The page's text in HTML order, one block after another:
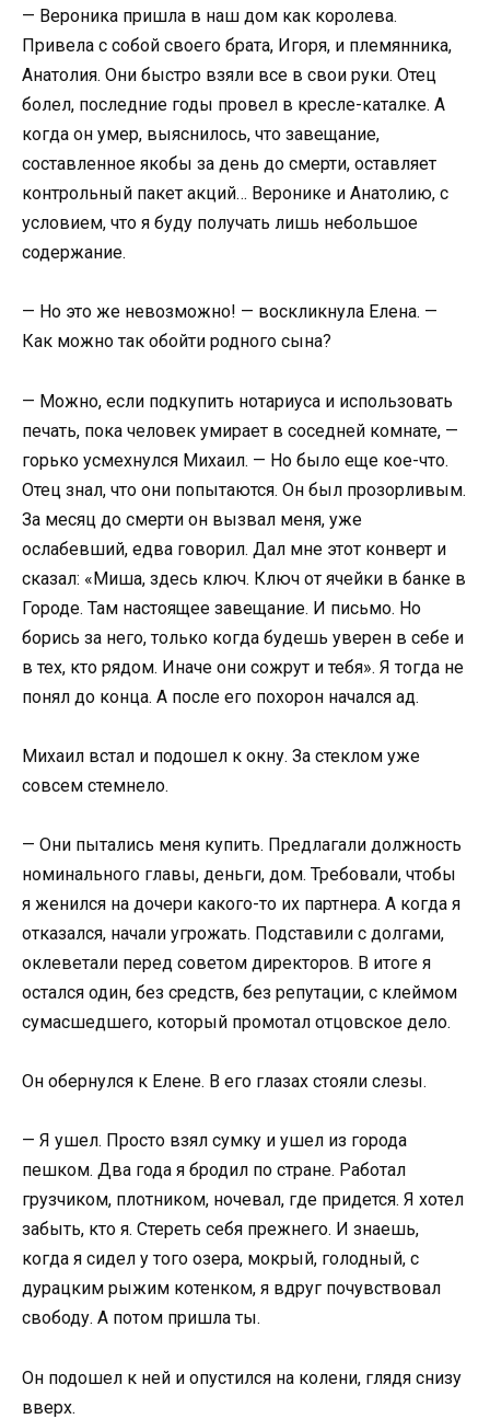
— Вероника пришла в наш дом как королева.
Привела с собой своего брата, Игоря, и племянника,
Анатолия. Они быстро взяли все в свои руки. Отец
болел, последние годы провел в кресле-каталке. А
когда он умер, выяснилось, что завещание,
составленное якобы за день до смерти, оставляет
контрольный пакет акций… Веронике и Анатолию, с
условием, что я буду получать лишь небольшое
содержание.
— Но это же невозможно! — воскликнула Елена. —
Как можно так обойти родного сына?
— Можно, если подкупить нотариуса и использовать
печать, пока человек умирает в соседней комнате, —
горько усмехнулся Михаил. — Но было еще кое-что.
Отец знал, что они попытаются. Он был прозорливым.
За месяц до смерти он вызвал меня, уже
ослабевший, едва говорил. Дал мне этот конверт и
сказал: «Миша, здесь ключ. Ключ от ячейки в банке в
Городе. Там настоящее завещание. И письмо. Но
борись за него, только когда будешь уверен в себе и
в тех, кто рядом. Иначе они сожрут и тебя». Я тогда не
понял до конца. А после его похорон начался ад.
Михаил встал и подошел к окну. За стеклом уже
совсем стемнело.
— Они пытались меня купить. Предлагали должность
номинального главы, деньги, дом. Требовали, чтобы
я женился на дочери какого-то их партнера. А когда я
отказался, начали угрожать. Подставили с долгами,
оклеветали перед советом директоров. В итоге я
остался один, без средств, без репутации, с клеймом
сумасшедшего, который промотал отцовское дело.
Он обернулся к Елене. В его глазах стояли слезы.
— Я ушел. Просто взял сумку и ушел из города
пешком. Два года я бродил по стране. Работал
грузчиком, плотником, ночевал, где придется. Я хотел
забыть, кто я. Стереть себя прежнего. И знаешь,
когда я сидел у того озера, мокрый, голодный, с
дурацким рыжим котенком, я вдруг почувствовал
свободу. А потом пришла ты.
Он подошел к ней и опустился на колени, глядя снизу
вверх.